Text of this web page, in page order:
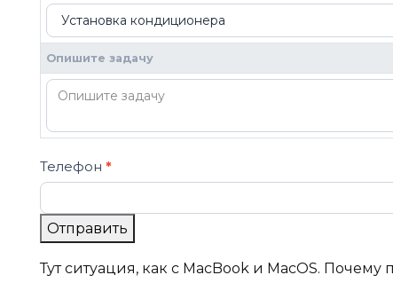
Опишите задачу
Телефон *
Отправить
это поле
пустым.
Тут ситуация, как с MacBook и MacOS.